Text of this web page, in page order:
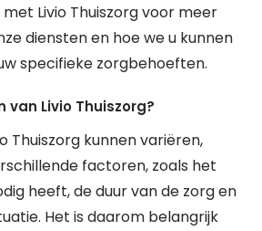
Livio Thuiszorg voor meer
diensten en hoe we u kunnen
specifieke zorgbehoeften.
van Livio Thuiszorg?
Thuiszorg kunnen variëren,
factoren, zoals het
heeft, de duur van de zorg en
Het is daarom belangrijk